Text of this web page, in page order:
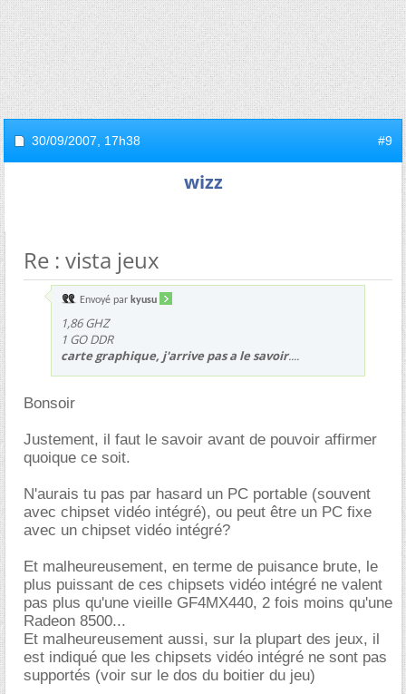
30/09/2007, 17h38 #9
wizz
Re : vista jeux
Envoyé par kyusu
1,86 GHZ
1 GO DDR
carte graphique, j'arrive pas a le savoir....
Bonsoir
Justement, il faut le savoir avant de pouvoir affirmer
quoique ce soit.
N'aurais tu pas par hasard un PC portable (souvent
avec chipset vidéo intégré), ou peut être un PC fixe
avec un chipset vidéo intégré?
Et malheureusement, en terme de puisance brute, le
plus puissant de ces chipsets vidéo intégré ne valent
pas plus qu'une vieille GF4MX440, 2 fois moins qu'une
Radeon 8500...
Et malheureusement aussi, sur la plupart des jeux, il
est indiqué que les chipsets vidéo intégré ne sont pas
supportés (voir sur le dos du boitier du jeu)